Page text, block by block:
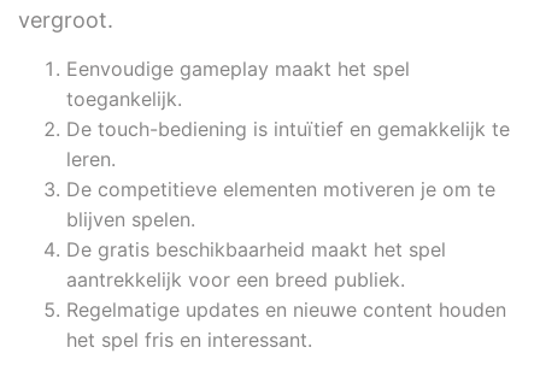
vergroot.
Eenvoudige gameplay maakt het spel
toegankelijk.
De touch-bediening is intuïtief en gemakkelijk te
leren.
De competitieve elementen motiveren je om te
blijven spelen.
De gratis beschikbaarheid maakt het spel
aantrekkelijk voor een breed publiek.
Regelmatige updates en nieuwe content houden
het spel fris en interessant.